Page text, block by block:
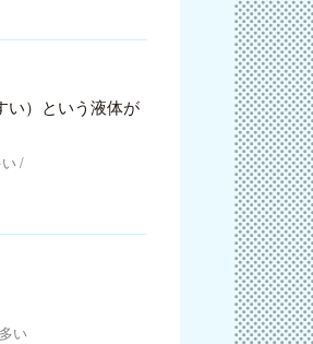
い）という液体が
い